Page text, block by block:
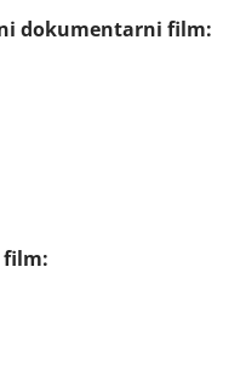
dokumentarni film:
film: